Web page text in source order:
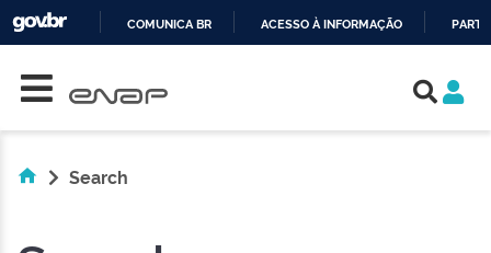
COMUNICA BR ACESSO À INFORMAÇÃO
Search